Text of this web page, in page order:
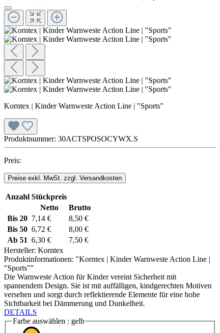
Korntex | Kinder Warnweste Action Line | "Sports"
Produktnummer: 30ACTSPOSOCYWX.S
Preis:
Preise exkl. MwSt. zzgl. Versandkosten
Anzahl Stückpreis
Netto
Brutto
Bis 20 7,14 €
8,50 €
Bis 50 6,72 €
8,00 €
Ab 51 6,30 €
7,50 €
Hersteller: Korntex
Produktinformationen: "Korntex | Kinder Warnweste Action Line |
"Sports""
Die Warnweste Action für Kinder vereint Sicherheit mit
spannendem Design. Sie ist mit auffälligen, kindgerechten Motiven
versehen und sorgt durch reflektierende Elemente für eine hohe
Sichtbarkeit bei Dämmerung und Dunkelheit.
DETAILS
Farbe auswählen : gelb